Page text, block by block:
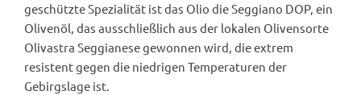
geschützte Spezialität ist das Olio die Seggiano DOP, ein
Olivenöl, das ausschließlich aus der lokalen Olivensorte
Olivastra Seggianese gewonnen wird, die extrem
resistent gegen die niedrigen Temperaturen der
Gebirgslage ist.